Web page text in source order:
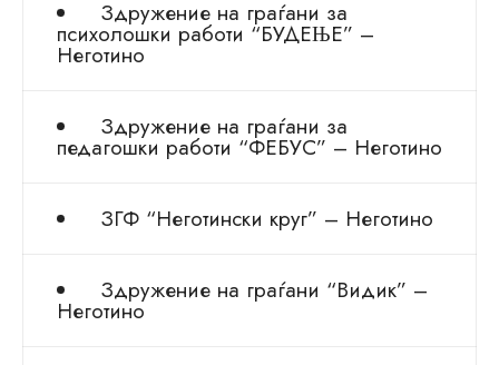
Здружение на граѓани за
психолошки работи “БУДЕЊЕ” –
Неготино
Здружение на граѓани за
педагошки работи “ФЕБУС” – Неготино
ЗГФ “Неготински круг” – Неготино
Здружение на граѓани “Видик” –
Неготино